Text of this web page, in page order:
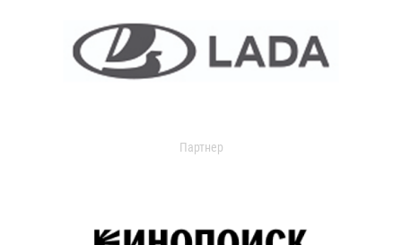
Партнер